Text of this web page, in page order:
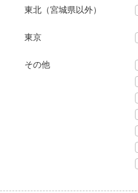
東北（宮城県以外）
東京
その他